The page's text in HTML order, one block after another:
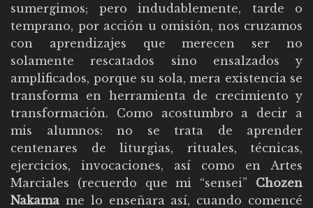
sumergimos; pero indudablemente, tarde o
temprano, por acción u omisión, nos cruzamos
con aprendizajes que merecen ser no
solamente rescatados sino ensalzados y
amplificados, porque su sola, mera existencia se
transforma en herramienta de crecimiento y
transformación. Como acostumbro a decir a
mis alumnos: no se trata de aprender
centenares de liturgias, rituales, técnicas,
ejercicios, invocaciones, así como en Artes
Marciales (recuerdo que mi “sensei” Chozen
Nakama me lo enseñara así, cuando comencé